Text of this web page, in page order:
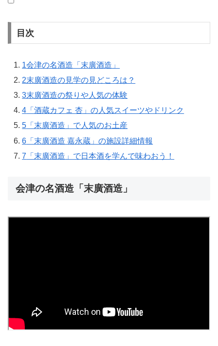
目次
1会津の名酒造「末廣酒造」
2末廣酒造の見学の見どころは？
3末廣酒造の祭りや人気の体験
4 「酒蔵カフェ 杏」の人気スイーツやドリンク
5 「末廣酒造」で人気のお土産
6 「末廣酒造 嘉永蔵」の施設詳細情報
7 「末廣酒造」で日本酒を学んで味わおう！
会津の名酒造「末廣酒造」